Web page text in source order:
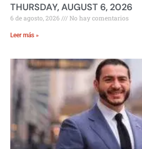
THURSDAY, AUGUST 6, 2026
6 de agosto, 2026 No hay comentarios
Leer más »